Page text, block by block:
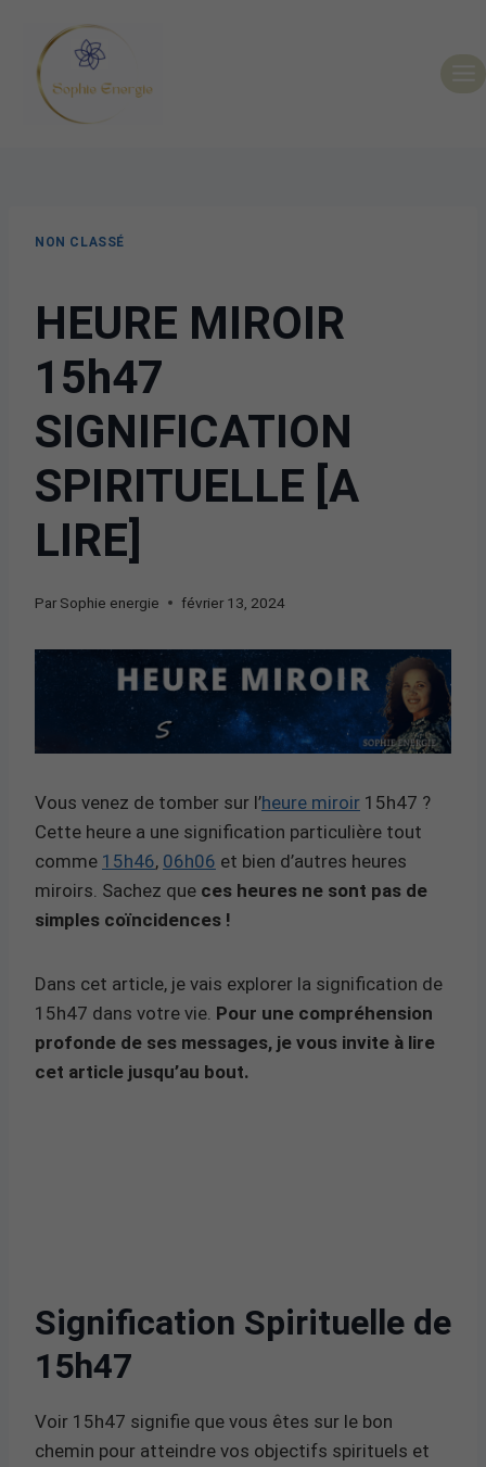
NON CLASSÉ
HEURE MIROIR
15h47
SIGNIFICATION
SPIRITUELLE [A
LIRE]
Par Sophie energie février 13, 2024
Vous venez de tomber sur l’heure miroir 15h47 ?
Cette heure a une signification particulière tout
comme 15h46, 06h06 et bien d’autres heures
miroirs. Sachez que ces heures ne sont pas de
simples coïncidences !
Dans cet article, je vais explorer la signification de
15h47 dans votre vie. Pour une compréhension
profonde de ses messages, je vous invite à lire
cet article jusqu’au bout.
Signification Spirituelle de
15h47
Voir 15h47 signifie que vous êtes sur le bon
chemin pour atteindre vos objectifs spirituels et